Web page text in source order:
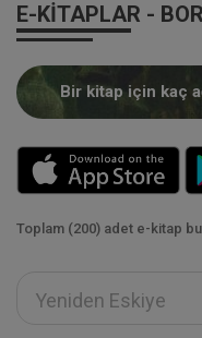
E-KITAPLAR -
Bir kitap için kaç
Toplam (200) adet e-kitap
Yeniden Eskiye